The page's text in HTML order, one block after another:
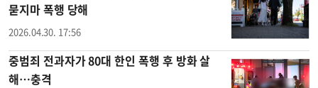
묻지마 폭행 당해
2026.04.30. 17:56
중범죄 전과자가 80대 한인 폭행 후 방화 살
해…충격